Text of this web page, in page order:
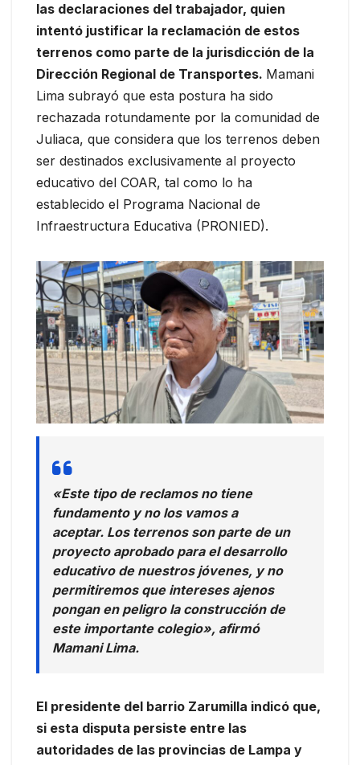
las declaraciones del trabajador, quien
intentó justificar la reclamación de estos
terrenos como parte de la jurisdicción de la
Dirección Regional de Transportes. Mamani
Lima subrayó que esta postura ha sido
rechazada rotundamente por la comunidad de
Juliaca, que considera que los terrenos deben
ser destinados exclusivamente al proyecto
educativo del COAR, tal como lo ha
establecido el Programa Nacional de
Infraestructura Educativa (PRONIED).
«Este tipo de reclamos no tiene
fundamento y no los vamos a
aceptar. Los terrenos son parte de un
proyecto aprobado para el desarrollo
educativo de nuestros jóvenes, y no
permitiremos que intereses ajenos
pongan en peligro la construcción de
este importante colegio», afirmó
Mamani Lima.
El presidente del barrio Zarumilla indicó que,
si esta disputa persiste entre las
autoridades de las provincias de Lampa y